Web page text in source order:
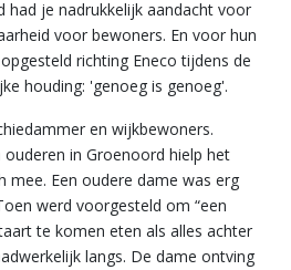
had je nadrukkelijk aandacht voor
voor bewoners. En voor hun
richting Eneco tijdens de
houding: 'genoeg is genoeg'.
en wijkbewoners.
ouderen in Groenoord hielp het
mee. Een oudere dame was erg
werd voorgesteld om “een
te komen eten als alles achter
langs. De dame ontving